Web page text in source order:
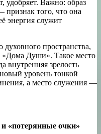
удобряет. Важно: образ
признак того, что она
энергия служит
пространства,
Души». Такое место
внутренняя зрелость
уровень тонкой
а место служения —
«потерянные очки»